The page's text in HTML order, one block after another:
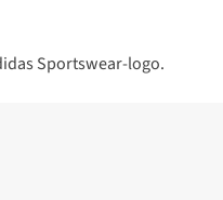
Sportswear-logo.